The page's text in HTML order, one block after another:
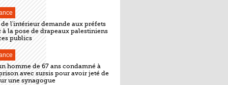
l'intérieur demande aux préfets
à la pose de drapeaux palestiniens
publics
homme de 67 ans condamné à
avec sursis pour avoir jeté de
une synagogue